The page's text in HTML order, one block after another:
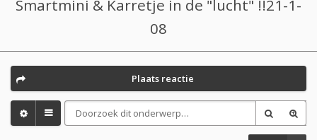
Smartmini & Karretje in de "lucht" !!21-1-
08
Plaats reactie